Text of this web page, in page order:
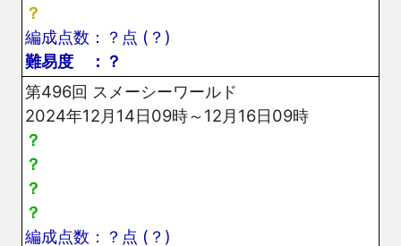
？
編成点数：？点 (？)
難易度 ：？
第496回 スメーシーワールド
2024年12月14日09時～12月16日09時
？
？
？
？
編成点数：？点 (？)